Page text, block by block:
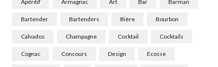
Apéritif Armagnac Art Bar Barman
Bartender Bartenders Bière Bourbon
Calvados Champagne Cocktail Cocktails
Cognac Concours Design Ecosse